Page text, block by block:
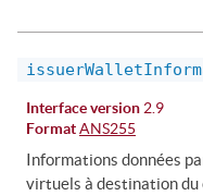
Interface version 2.9
Format ANS255
Informations données
virtuels à destination du